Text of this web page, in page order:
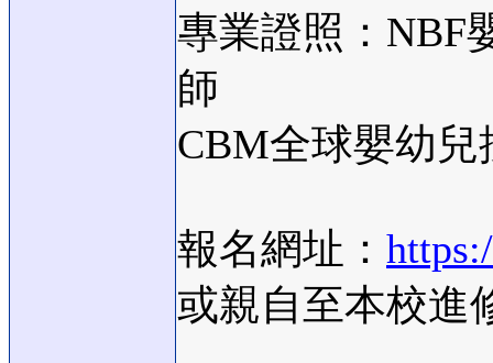
專業證照：NBF
師
CBM全球嬰幼兒
報名網址：
或親自至本校進